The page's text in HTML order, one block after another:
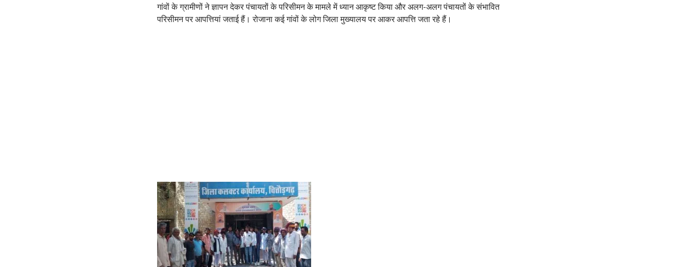
गांवों के ग्रामीणों ने ज्ञापन देकर पंचायतों के परिसीमन के मामले में ध्यान आकृष्ट किया और अलग-अलग पंचायतों के संभावित
परिसीमन पर आपत्तियां जताई हैं। रोजाना कई गांवों के लोग जिला मुख्यालय पर आकर आपत्ति जता रहे हैं।